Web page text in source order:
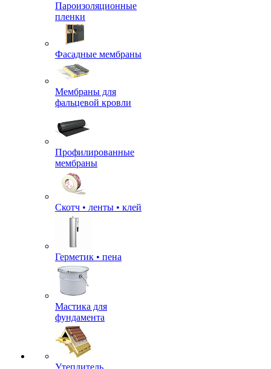
Пароизоляционные
пленки
Фасадные мембраны
Мембраны для
фальцевой кровли
Профилированные
мембраны
Скотч • ленты • клей
Герметик • пена
Мастика для
фундамента
Утеплитель